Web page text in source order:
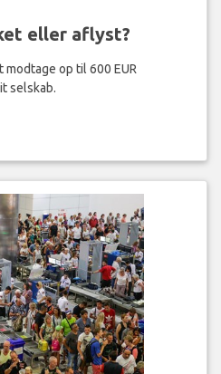
eller aflyst?
op til 600 EUR
selskab.